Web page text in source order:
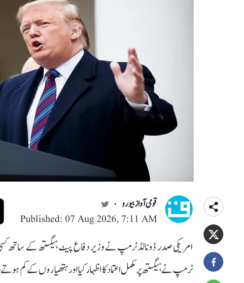
قومی آواز بیورو
Published: 07 Aug 2026, 7:11 AM
امریکی صدر ڈونالڈ ٹرمپ نے وزیر دفاع پیٹ ہیگستھ کے ساتھ
ٹرمپ نے ہیگستھ پر مکمل اعتماد کا اظہار کیا اور ہتھیاروں کے کم